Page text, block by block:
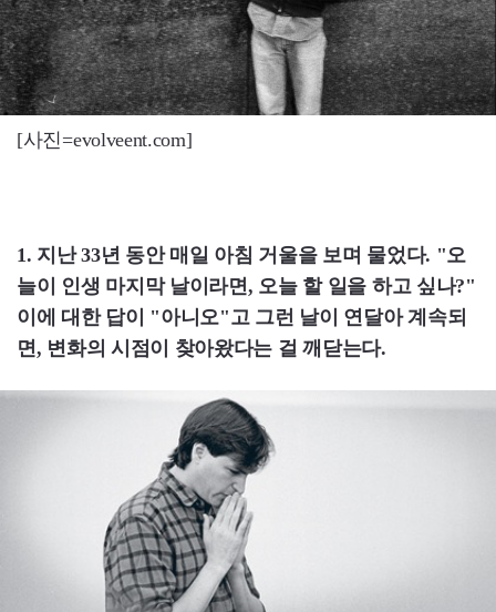
[사진=evolveent.com]
1. 지난 33년 동안 매일 아침 거울을 보며 물었다. "오
늘이 인생 마지막 날이라면, 오늘 할 일을 하고 싶나?"
이에 대한 답이 "아니오"고 그런 날이 연달아 계속되
면, 변화의 시점이 찾아왔다는 걸 깨닫는다.